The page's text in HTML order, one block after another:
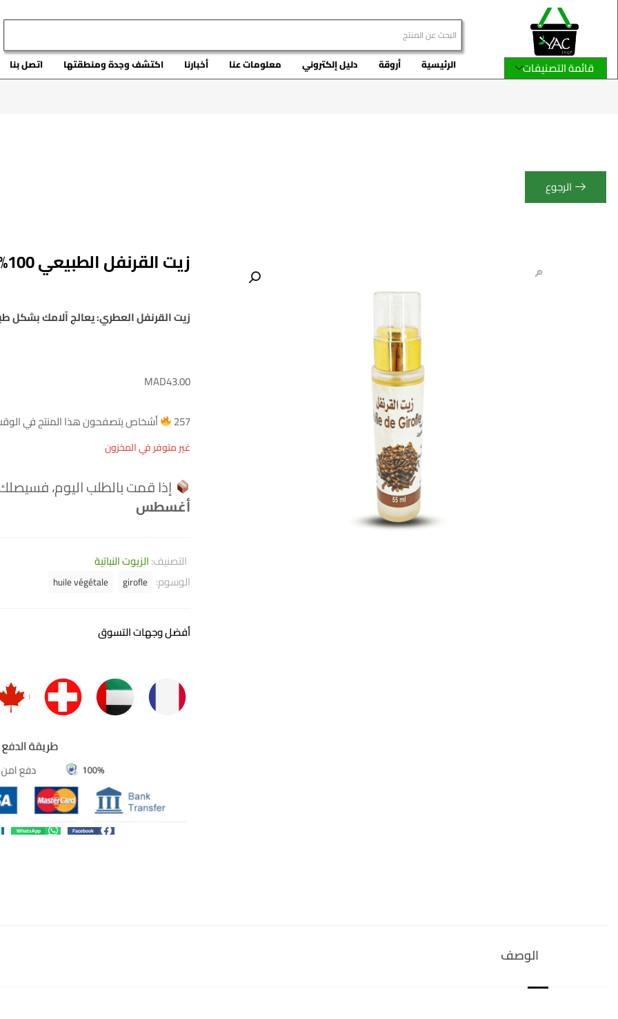
قائمة التصنيفات الرئيسية أروقة دليل إلكتروني معلومات عنا أخبارنا اكتشف وجدة ومنطقتها اتصل بنا
الرجوع
زيت القرنفل الطبيعي 100%
زيت القرنفل العطري: يعالج آلامك بشكل
MAD43.00
257
أشخاص يتصفحون هذا المنتج في
غير متوفر في المخزون
إذا قمت بالطلب اليوم،
أغسطس
التصنيف:الزيوت النباتية
الوسوم: girofle
huile végétale
أفضل وجهات التسوق
Facebook
WhatsApp
الوصف